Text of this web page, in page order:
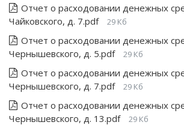
Отчет о расходовании денежных
Чайковского, д. 7.pdf
29 Кб
Отчет о расходовании денежных
Чернышевского, д. 5.pdf
29 Кб
Отчет о расходовании денежных
Чернышевского, д. 7.pdf
29 Кб
Отчет о расходовании денежных
Чернышевского, д. 13.pdf
29 Кб